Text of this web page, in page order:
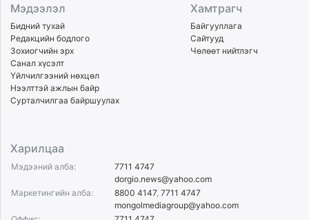
Мэдээлэл
Бидний тухай
Редакцийн бодлого
Зохиогчийн эрх
Санал хүсэлт
Үйлчилгээний нөхцөл
Нээлттэй ажлын байр
Сурталчилгаа байршуулах
Хамтрагч
Байгууллага
Сайтууд
Чөлөөт нийтлэгч
Харилцаа
Мэдээний алба:
7711 4747
dorgio.news@yahoo.com
Маркетингийн алба:
8800 4147 7711 4747
mongolmediagroup@yahoo.com